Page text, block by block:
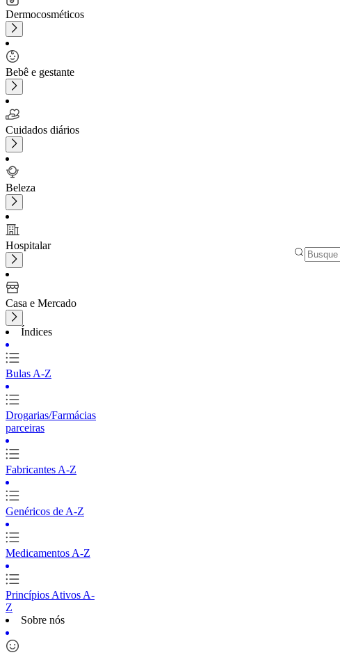
Dermocosméticos
Bebê e gestante
Cuidados diários
Beleza
Hospitalar
Casa e Mercado
Índices
Bulas A-Z
Drogarias/Farmácias
parceiras
Fabricantes A-Z
Genéricos de A-Z
Medicamentos A-Z
Princípios Ativos A-
Z
Sobre nós